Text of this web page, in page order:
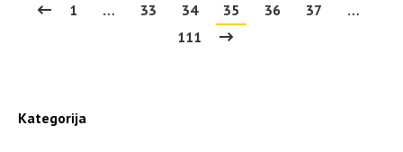
1 … 33 34 35 36 37
…
111
Kategorija